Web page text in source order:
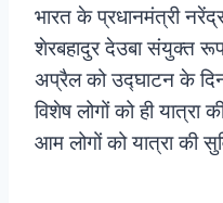
भारत के प्रधानमंत्री
शेरबहादुर देउबा संयुक्त
अप्रैल को उद्घाटन के
विशेष लोगों को ही यात्रा
आम लोगों को यात्रा की